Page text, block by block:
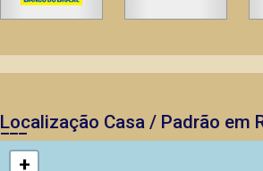
Localização Casa / Padrão em
+